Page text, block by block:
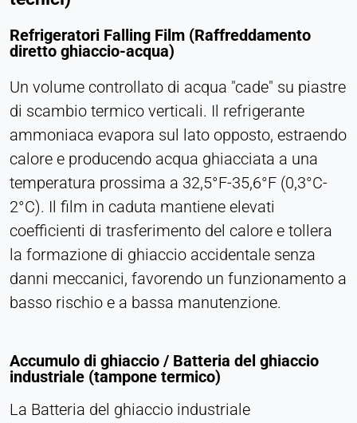
Refrigeratori Falling Film (Raffreddamento
diretto ghiaccio-acqua)
Un volume controllato di acqua "cade" su piastre
di scambio termico verticali. Il refrigerante
ammoniaca evapora sul lato opposto, estraendo
calore e producendo acqua ghiacciata a una
temperatura prossima a 32,5°F-35,6°F (0,3°C-
2°C). Il film in caduta mantiene elevati
coefficienti di trasferimento del calore e tollera
la formazione di ghiaccio accidentale senza
danni meccanici, favorendo un funzionamento a
basso rischio e a bassa manutenzione.
Accumulo di ghiaccio / Batteria del ghiaccio
industriale (tampone termico)
La Batteria del ghiaccio industriale